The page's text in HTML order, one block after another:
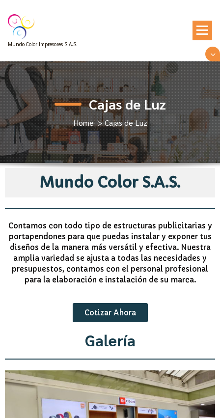
Mundo Color Impresores S.A.S.
Cajas de Luz
Home>Cajas de Luz
Mundo Color S.A.S.
Contamos con todo tipo de estructuras publicitarias y
portapendones para que puedas instalar y exponer tus
diseños de la manera más versátil y efectiva. Nuestra
amplia variedad se ajusta a todas las necesidades y
presupuestos, contamos con el personal profesional
para la elaboración e instalación de su marca.
Cotizar Ahora
Galería